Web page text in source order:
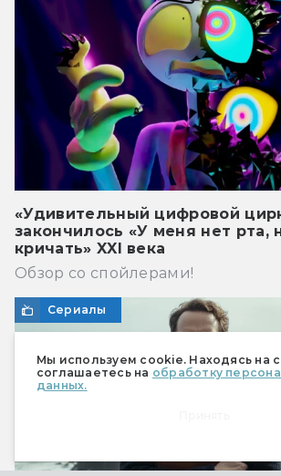
Мы используем cookie. Находясь на
соглашаетесь на обработку
данных.
«Удивительный цифровой
закончилось «У меня нет рта,
кричать» XXI века
Обзор со спойлерами!
Сериалы